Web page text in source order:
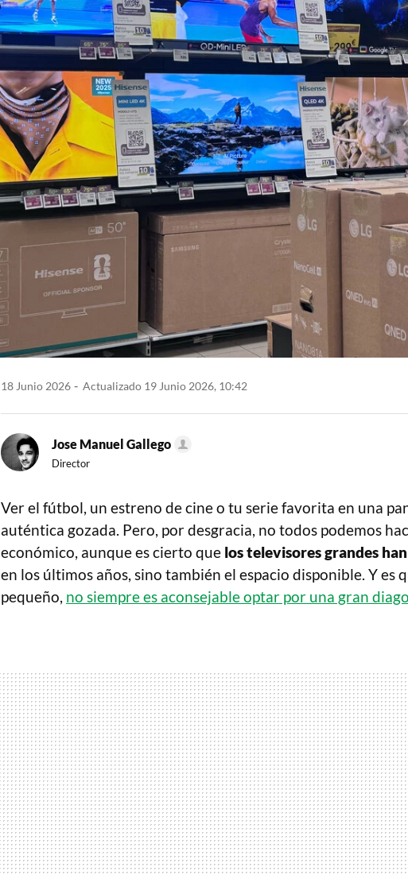
18 Junio 2026 Actualizado 19 Junio 2026, 10:42
Jose Manuel Gallego
Director
Ver el fútbol, un estreno de cine o tu serie favorita en una
auténtica gozada. Pero, por desgracia, no todos podemos
económico, aunque es cierto que los televisores grandes
en los últimos años, sino también el espacio disponible. Y es
pequeño, no siempre es aconsejable optar por una gran